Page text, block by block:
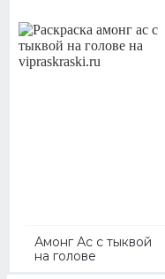
Амонг Ас с тыквой
на голове